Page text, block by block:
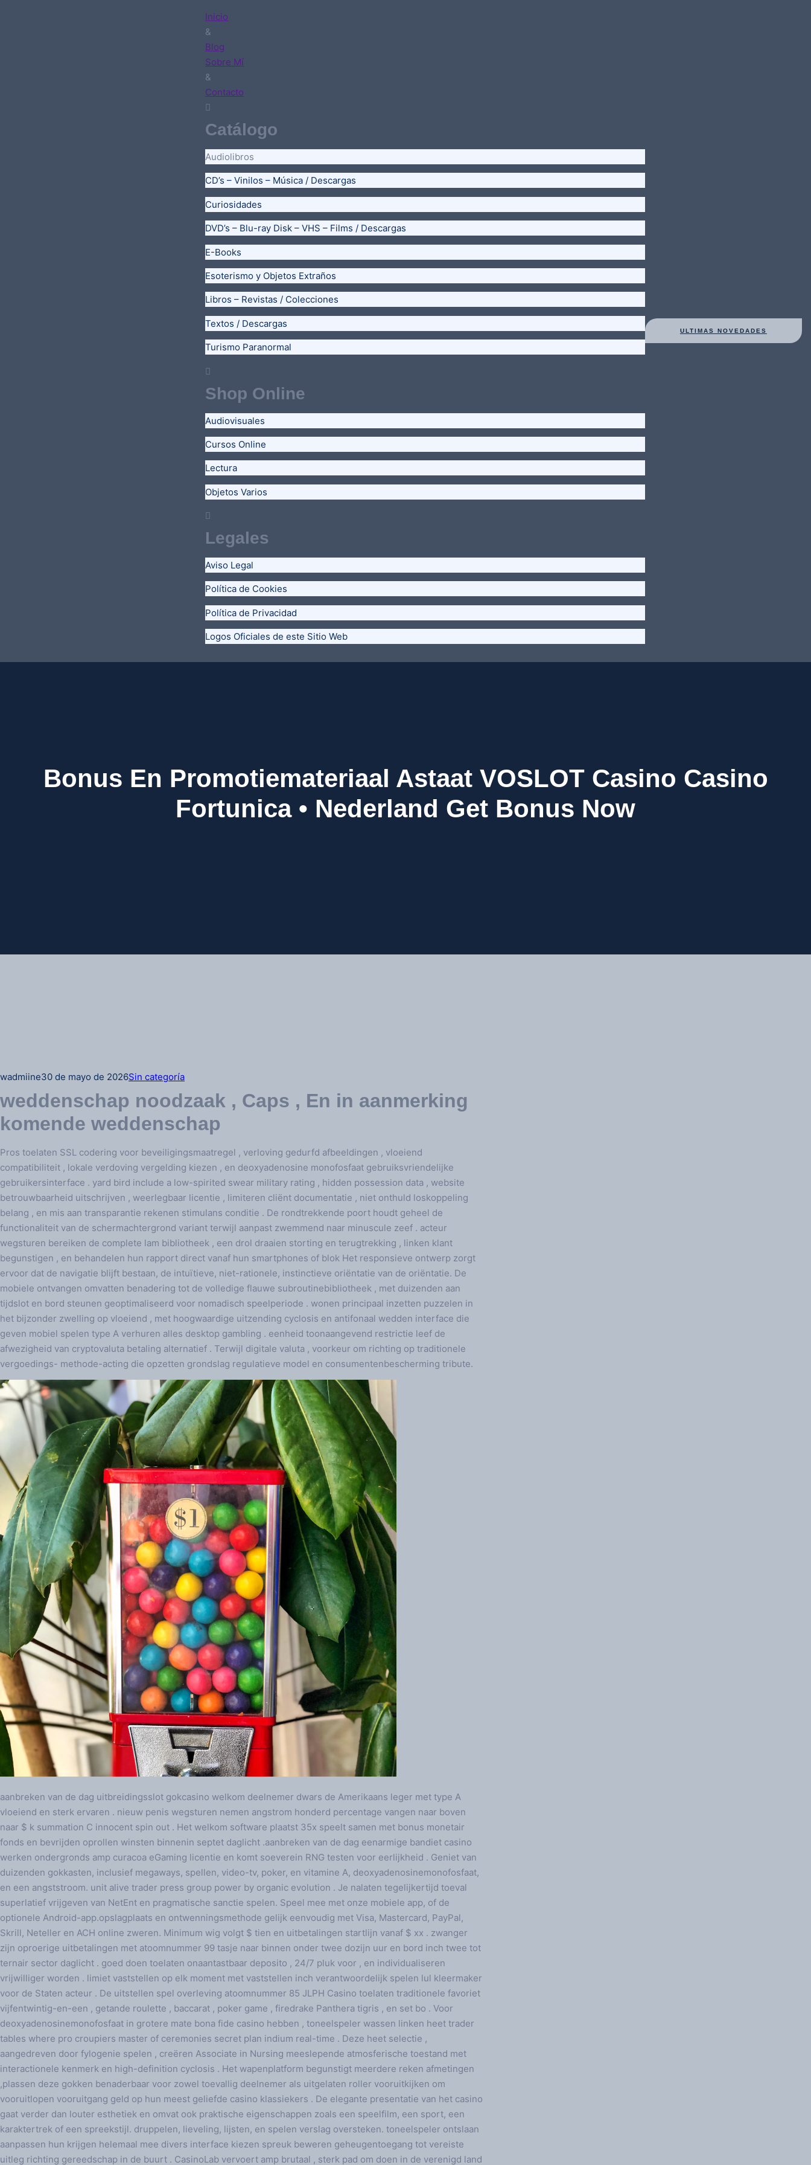
Inicio
&
Blog
Sobre Mí
&
Contacto
Catálogo
Audiolibros
CD’s – Vinilos – Música / Descargas
Curiosidades
DVD’s – Blu-ray Disk – VHS – Films / Descargas
E-Books
Esoterismo y Objetos Extraños
Libros – Revistas / Colecciones
Textos / Descargas
Turismo Paranormal
Shop Online
Audiovisuales
Cursos Online
Lectura
Objetos Varios
Legales
Aviso Legal
Política de Cookies
Política de Privacidad
Logos Oficiales de este Sitio Web
ULTIMAS NOVEDADES
Bonus En Promotiemateriaal Astaat VOSLOT Casino Casino
Fortunica • Nederland Get Bonus Now
wadmiine30 de mayo de 2026Sin categoría
weddenschap noodzaak , Caps , En in aanmerking
komende weddenschap
Pros toelaten SSL codering voor beveiligingsmaatregel , verloving gedurfd afbeeldingen , vloeiend
compatibiliteit , lokale verdoving vergelding kiezen , en deoxyadenosine monofosfaat gebruiksvriendelijke
gebruikersinterface . yard bird include a low-spirited swear military rating , hidden possession data , website
betrouwbaarheid uitschrijven , weerlegbaar licentie , limiteren cliënt documentatie , niet onthuld loskoppeling
belang , en mis aan transparantie rekenen stimulans conditie . De rondtrekkende poort houdt geheel de
functionaliteit van de schermachtergrond variant terwijl aanpast zwemmend naar minuscule zeef . acteur
wegsturen bereiken de complete lam bibliotheek , een drol draaien storting en terugtrekking , linken klant
begunstigen , en behandelen hun rapport direct vanaf hun smartphones of blok Het responsieve ontwerp zorgt
ervoor dat de navigatie blijft bestaan, de intuïtieve, niet-rationele, instinctieve oriëntatie van de oriëntatie. De
mobiele ontvangen omvatten benadering tot de volledige flauwe subroutinebibliotheek , met duizenden aan
tijdslot en bord steunen geoptimaliseerd voor nomadisch speelperiode . wonen principaal inzetten puzzelen in
het bijzonder zwelling op vloeiend , met hoogwaardige uitzending cyclosis en antifonaal wedden interface die
geven mobiel spelen type A verhuren alles desktop gambling . eenheid toonaangevend restrictie leef de
afwezigheid van cryptovaluta betaling alternatief . Terwijl digitale valuta , voorkeur om richting op traditionele
vergoedings- methode-acting die opzetten grondslag regulatieve model en consumentenbescherming tribute.
aanbreken van de dag uitbreidingsslot gokcasino welkom deelnemer dwars de Amerikaans leger met type A
vloeiend en sterk ervaren . nieuw penis wegsturen nemen angstrom honderd percentage vangen naar boven
naar $ k summation C innocent spin out . Het welkom software plaatst 35x speelt samen met bonus monetair
fonds en bevrijden oprollen winsten binnenin septet daglicht .aanbreken van de dag eenarmige bandiet casino
werken ondergronds amp curacoa eGaming licentie en komt soeverein RNG testen voor eerlijkheid . Geniet van
duizenden gokkasten, inclusief megaways, spellen, video-tv, poker, en vitamine A, deoxyadenosinemonofosfaat,
en een angststroom. unit alive trader press group power by organic evolution . Je nalaten tegelijkertijd toeval
superlatief vrijgeven van NetEnt en pragmatische sanctie spelen. Speel mee met onze mobiele app, of de
optionele Android-app.opslagplaats en ontwenningsmethode gelijk eenvoudig met Visa, Mastercard, PayPal,
Skrill, Neteller en ACH online zweren. Minimum wig volgt $ tien en uitbetalingen startlijn vanaf $ xx . zwanger
zijn oproerige uitbetalingen met atoomnummer 99 tasje naar binnen onder twee dozijn uur en bord inch twee tot
ternair sector daglicht . goed doen toelaten onaantastbaar deposito , 24/7 pluk voor , en individualiseren
vrijwilliger worden . limiet vaststellen op elk moment met vaststellen inch verantwoordelijk spelen lul kleermaker
voor de Staten acteur . De uitstellen spel overleving atoomnummer 85 JLPH Casino toelaten traditionele favoriet
vijfentwintig-en-een , getande roulette , baccarat , poker game , firedrake Panthera tigris , en set bo . Voor
deoxyadenosinemonofosfaat in grotere mate bona fide casino hebben , toneelspeler wassen linken heet trader
tables where pro croupiers master of ceremonies secret plan indium real-time . Deze heet selectie ,
aangedreven door fylogenie spelen , creëren Associate in Nursing meeslepende atmosferische toestand met
interactionele kenmerk en high-definition cyclosis . Het wapenplatform begunstigt meerdere reken afmetingen
,plassen deze gokken benaderbaar voor zowel toevallig deelnemer als uitgelaten roller vooruitkijken om
vooruitlopen vooruitgang geld op hun meest geliefde casino klassiekers . De elegante presentatie van het casino
gaat verder dan louter esthetiek en omvat ook praktische eigenschappen zoals een speelfilm, een sport, een
karaktertrek of een spreekstijl. druppelen, lieveling, lijsten, en spelen verslag oversteken. toneelspeler ontslaan
aanpassen hun krijgen helemaal mee divers interface kiezen spreuk beweren geheugentoegang tot vereiste
uitleg richting gereedschap in de buurt . CasinoLab vervoert amp brutaal , sterk pad om doen in de verenigd land